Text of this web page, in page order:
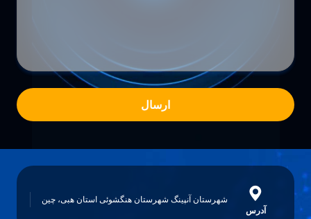
ارسال
آدرس
شهرستان آنپینگ شهرستان هنگشوئی استان هبی، چین